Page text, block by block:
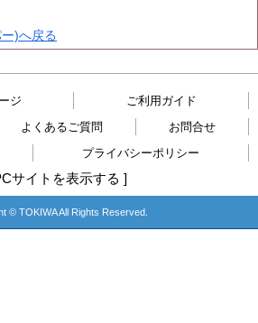
)へ戻る
ジ
ご利用ガイド
よくあるご質問
お問合せ
プライバシーポリシー
サイトを表示する ]
© TOKIWA All Rights Reserved.